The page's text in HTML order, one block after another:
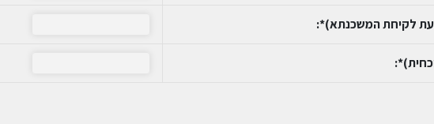
לקיחת המשכנתא)*: